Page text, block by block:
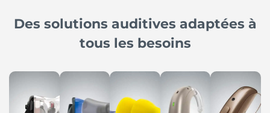
Des solutions auditives adaptées à
tous les besoins